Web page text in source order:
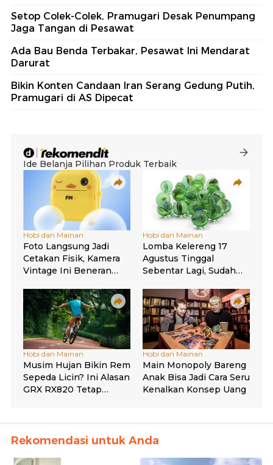
Setop Colek-Colek, Pramugari Desak Penumpang
Jaga Tangan di Pesawat
Ada Bau Benda Terbakar, Pesawat Ini Mendarat
Darurat
Bikin Konten Candaan Iran Serang Gedung Putih,
Pramugari di AS Dipecat
Rekomendasi untuk Anda